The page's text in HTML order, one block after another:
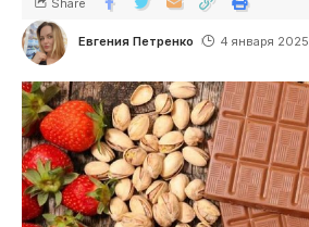
Евгения Петренко 4 января 2025